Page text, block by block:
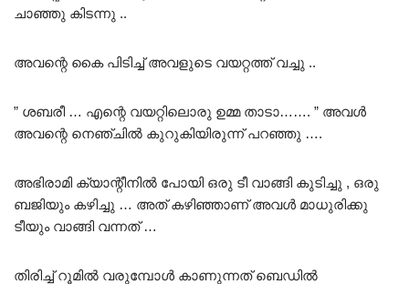
ചാഞ്ഞു കിടന്നു ..
അവന്റെ കൈ പിടിച്ച് അവളുടെ വയറ്റത്ത് വച്ചു ..
” ശബരീ … എന്റെ വയറ്റിലൊരു ഉമ്മതാടാ……. ” അവൾ
അവന്റെ നെഞ്ചിൽ കുറുകിയിരുന്ന് പറഞ്ഞു ….
അഭിരാമി ക്യാന്റീനിൽ പോയി ഒരു ടീ വാങ്ങി കുടിച്ചു , ഒരു
ബജിയും കഴിച്ചു … അത് കഴിഞ്ഞാണ് അവൾ മാധുരിക്കു
ടീയും വാങ്ങി വന്നത് …
തിരിച്ച് റൂമിൽ വരുമ്പോൾ കാണുന്നത് ബെഡിൽ